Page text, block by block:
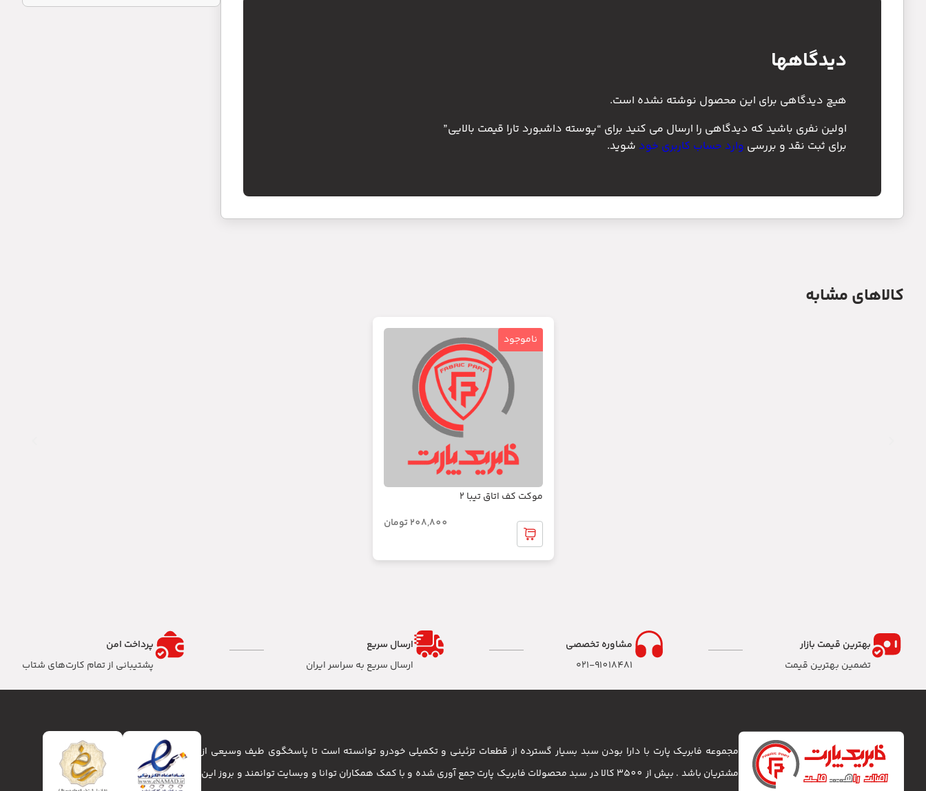
دیدگاهها
هیچ دیدگاهی برای این محصول نوشته نشده است.
اولین نفری باشید که دیدگاهی را ارسال می کنید برای “پوسته داشبورد تارا قیمت بالایی”
برای ثبت نقد و بررسی وارد حساب کاربری خود شوید.
کالاهای مشابه
ناموجود
موکت کف اتاق تیبا 2
208,800 تومان
بهترین قیمت بازار
تضمین بهترین قیمت
مشاوره تخصصی
۰۲۱-91018481
ارسال سریع
ارسال سریع به سراسر ایران
پرداخت امن
پشتیبانی از تمام کارت‌های شتاب
مجموعه فابریک پارت با دارا بودن سبد بسیار گسترده از قطعات تزئینی و تکمیلی خودرو توانسته است تا پاسخگوی طیف وسیعی از
مشتریان باشد . بیش از 3500 کالا در سبد محصولات فابریک پارت جمع آوری شده و با کمک همکاران توانا و وبسایت توانمند و بروز این